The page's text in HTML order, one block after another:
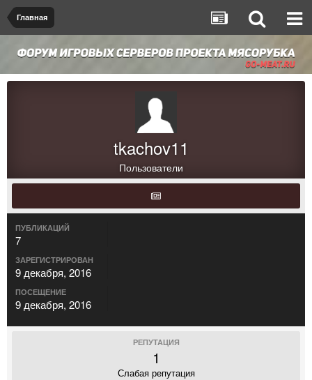
Главная
tkachov11
Пользователи
ПУБЛИКАЦИЙ
7
ЗАРЕГИСТРИРОВАН
9 декабря, 2016
ПОСЕЩЕНИЕ
9 декабря, 2016
РЕПУТАЦИЯ
1
Слабая репутация